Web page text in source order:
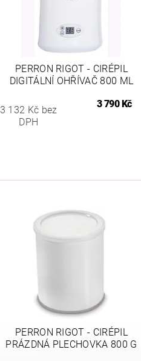
PERRON RIGOT - CIRÉPIL
DIGITÁLNÍ OHŘÍVAČ 800 ML
3 132 Kč bez
DPH
3 790 Kč
PERRON RIGOT - CIRÉPIL
PRÁZDNÁ PLECHOVKA 800 G